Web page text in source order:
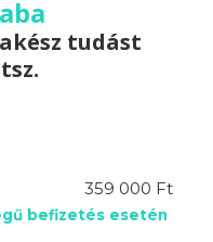
tudást
359 000 Ft
befizetés esetén